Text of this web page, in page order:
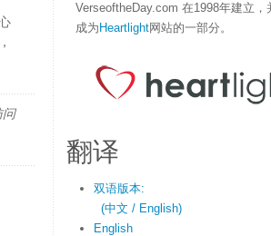
问
VerseoftheDay.com 在1998年建立，
成为 Heartlight网站的一部分。
翻译
双语版本:
(中文 / English)
English